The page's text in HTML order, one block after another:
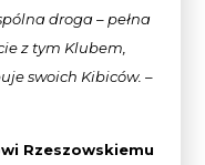
droga – pełna
z tym Klubem,
swoich Kibiców.–
Rzeszowskiemu